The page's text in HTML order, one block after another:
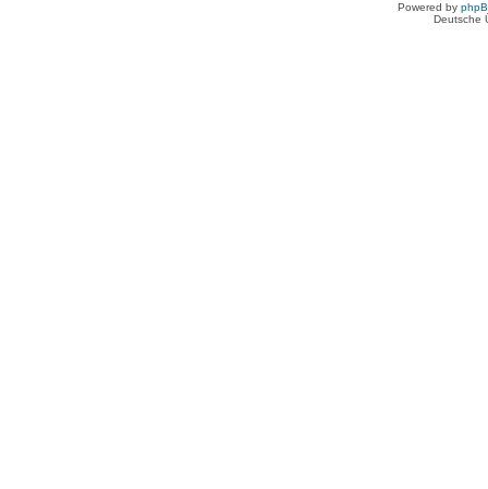
Powered by
Deutsche